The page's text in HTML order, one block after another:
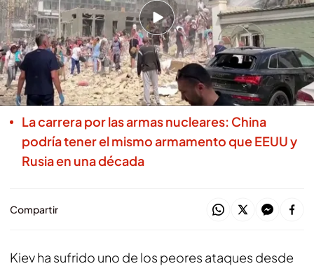
Rusia atacó el hospital materno infantil
Ojmatdit (Kiev), dejó al menos diez víctimas
Un hombre que acudió junto a su mujer y a su
bebé: "Lo que importa es que estamos vivos”
La carrera por las armas nucleares: China
podría tener el mismo armamento que EEUU y
Rusia en una década
Compartir
Kiev ha sufrido uno de los peores ataques desde